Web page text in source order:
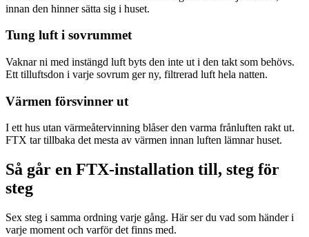
innan den hinner sätta sig i huset.
Tung luft i sovrummet
Vaknar ni med instängd luft byts den inte ut i den takt som behövs.
Ett tilluftsdon i varje sovrum ger ny, filtrerad luft hela natten.
Värmen försvinner ut
I ett hus utan värmeåtervinning blåser den varma frånluften rakt ut.
FTX tar tillbaka det mesta av värmen innan luften lämnar huset.
Så går en FTX-installation till, steg för
steg
Sex steg i samma ordning varje gång. Här ser du vad som händer i
varje moment och varför det finns med.